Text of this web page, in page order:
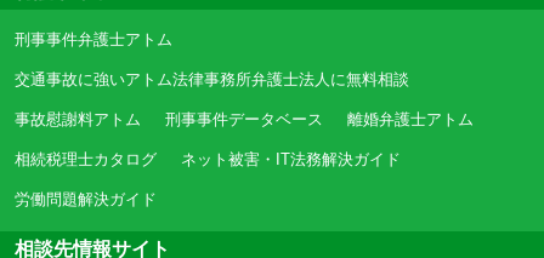
刑事事件弁護士アトム
交通事故に強いアトム法律事務所弁護士法人に無料相談
事故慰謝料アトム 刑事事件データベース 離婚弁護士アトム
相続税理士カタログ ネット被害・IT法務解決ガイド
労働問題解決ガイド
相談先情報サイト